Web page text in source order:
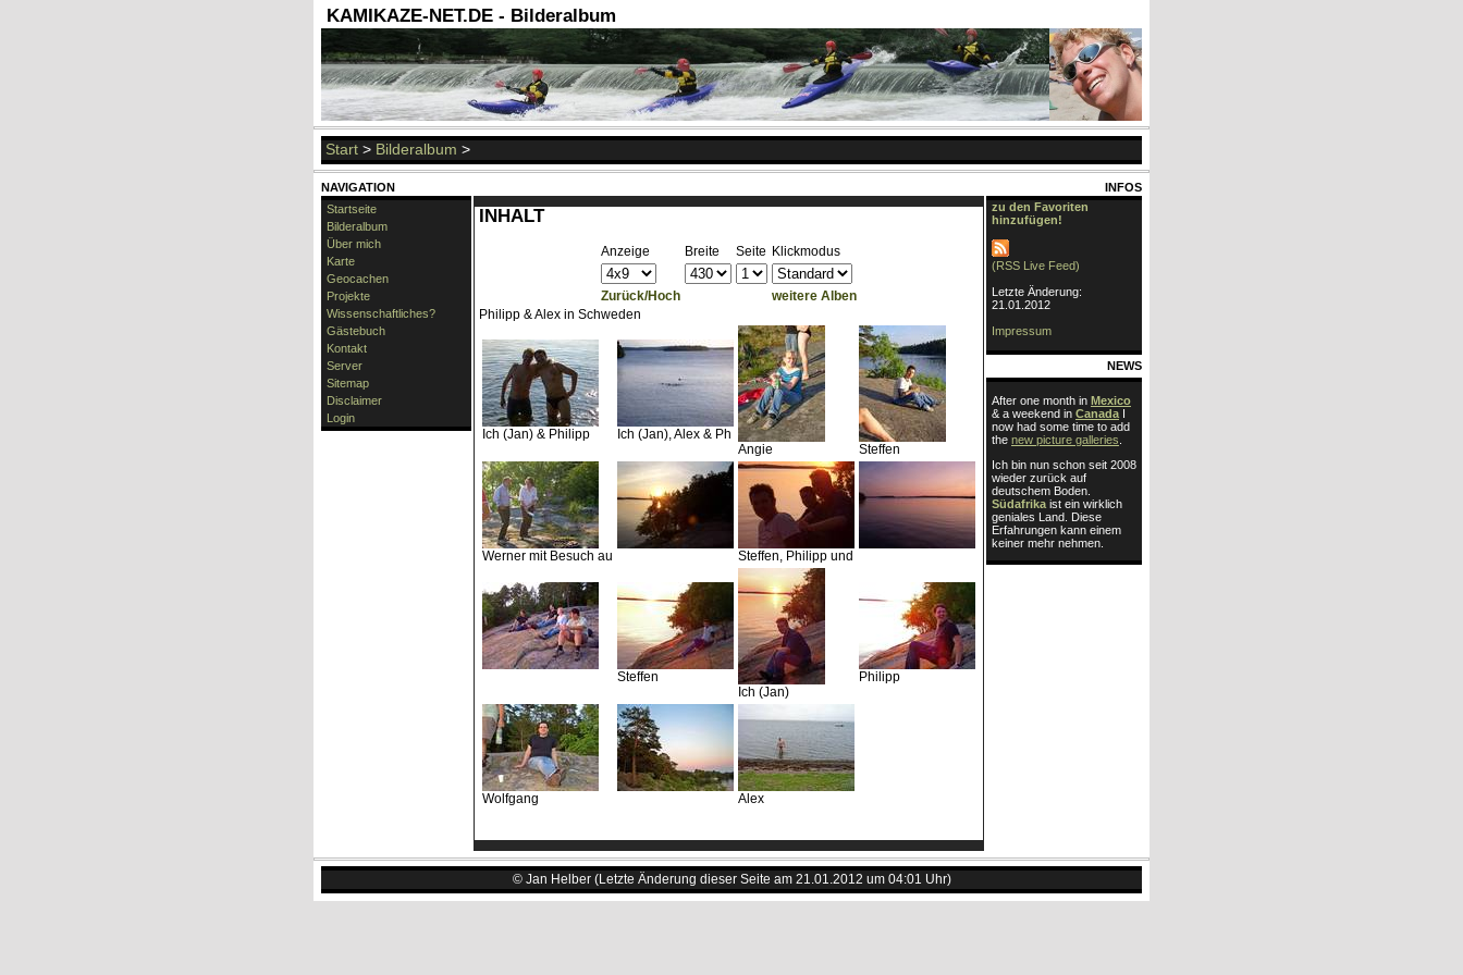
KAMIKAZE-NET.DE - Bilderalbum
Start > Bilderalbum >
NAVIGATION
Startseite
Bilderalbum
Über mich
Karte
Geocachen
Projekte
Wissenschaftliches?
Gästebuch
Kontakt
Server
Sitemap
Disclaimer
Login
INHALT
Anzeige Breite Seite Klickmodus
Zurück/Hoch
weitere Alben
Philipp & Alex in Schweden
Ich (Jan) & Philipp
Ich (Jan), Alex & Ph
Angie
Steffen
Werner mit Besuch au Steffen, Philipp und
Steffen
Ich (Jan)
Philipp
Wolfgang Alex
INFOS
zu den Favoriten
hinzufügen!
(RSS Live Feed)
Letzte Änderung:
21.01.2012
Impressum
NEWS
After one month in Mexico
& a weekend in Canada I
now had some time to add
the new picture galleries
Ich bin nun schon seit 2008
wieder zurück auf
deutschem Boden.
Südafrika ist ein wirklich
geniales Land. Diese
Erfahrungen kann einem
keiner mehr nehmen.
© Jan Helber (Letzte Änderung dieser Seite am 21.01.2012 um 04:01 Uhr)